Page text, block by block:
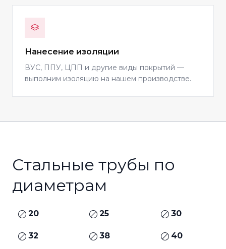
Нанесение изоляции
ВУС, ППУ, ЦПП и другие виды покрытий —
выполним изоляцию на нашем производстве.
Стальные трубы по
диаметрам
20 25 30
32 38 40